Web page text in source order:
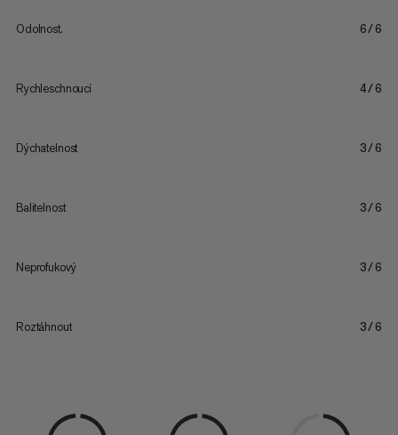
Odolnost. 6/6
Rychleschnoucí 4/6
Dýchatelnost 3/6
Balitelnost 3/6
Neprofukový 3/6
Roztáhnout 3/6